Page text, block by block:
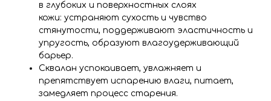
в глубоких и поверхностных слоях
кожи: устраняют сухость и чувство
стянутости, поддерживают эластичность и
упругость, образуют влагоудерживающий
барьер.
Сквалан успокаивает, увлажняет и
препятствует испарению влаги, питает,
замедляет процесс старения.